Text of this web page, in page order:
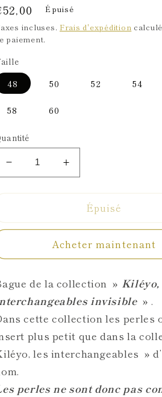
Épuisé
incluses.Frais d'expédition
paiement.
48 50 52 54
58 60
Réduire
la
&quot;
les
invisibles
&quot;
Augmenter
la
&quot;
Kiléyo,
les
invisibles
&quot;
Épuisé
Acheter maintenant
de la collection » Kiléyo,
invisible » .
cette collection les perles
plus petit que dans la
les interchangeables »
perles ne sont donc pas